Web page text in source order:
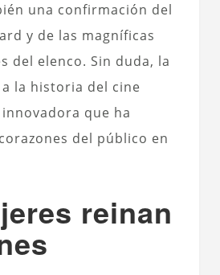
una confirmación del
y de las magníficas
del elenco. Sin duda, la
la historia del cine
que ha
del público en
reinan